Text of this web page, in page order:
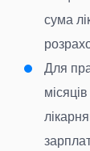
сума
Для